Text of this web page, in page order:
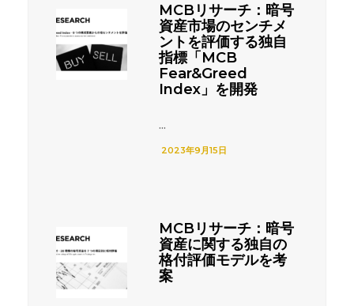
MCBリサーチ：暗号
資産市場のセンチメ
ントを評価する独自
指標「MCB
Fear&Greed
Index」を開発
...
2023年9月15日
MCBリサーチ：暗号
資産に関する独自の
格付評価モデルを考
案